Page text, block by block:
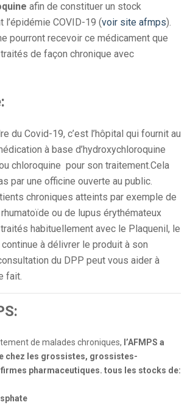
afin de constituer un stock
l’épidémie COVID-19 (voir site afmps).
pourront recevoir ce médicament que
de façon chronique avec
du Covid-19, c’est l’hôpital qui fournit au
à base d’hydroxychloroquine
chloroquine pour son traitement.Cela
par une officine ouverte au public.
chroniques atteints par exemple de
ou de lupus érythémateux
traités habituellement avec le Plaquenil, le
à délivrer le produit à son
du DPP peut vous aider à
fait.
de malades chroniques, l’AFMPS a
chez les grossistes, grossistes-
pharmaceutiques. tous les stocks de: